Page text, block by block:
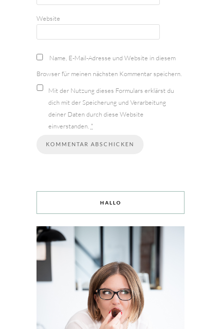
Website
Name, E-Mail-Adresse und Website in diesem
Browser für meinen nächsten Kommentar speichern.
Mit der Nutzung dieses Formulars erklärst du
dich mit der Speicherung und Verarbeitung
deiner Daten durch diese Website
einverstanden. *
HALLO